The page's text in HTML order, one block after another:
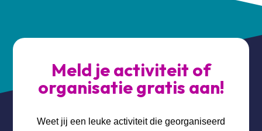
Meld je activiteit of
organisatie gratis aan!
Weet jij een leuke activiteit die georganiseerd